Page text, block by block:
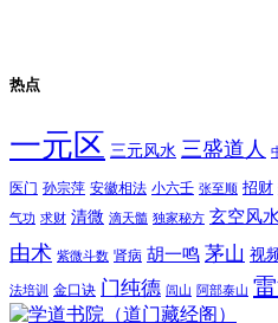
热点
一元区 三元风水 三盛道人
医门 孙宗萍 安徽相法 小六壬 张至顺 招财
气功 求财 清微 滴天髓 独家秘方 玄空风水
由术 紫微斗数 肾病 胡一鸣 茅山 视
法培训 金口诀 门纯德 闾山 阿部泰山